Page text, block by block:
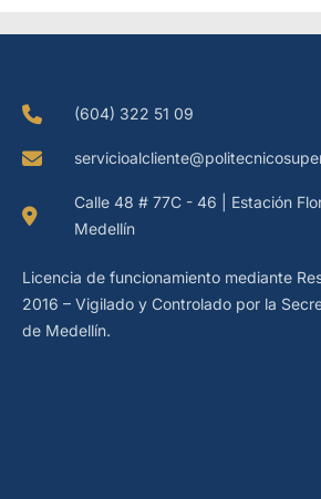
(604) 322 51 09
Calle 48 # 77C - 46 | Estación
Medellín
Licencia de funcionamiento mediante
2016 – Vigilado y Controlado por la
de Medellín.